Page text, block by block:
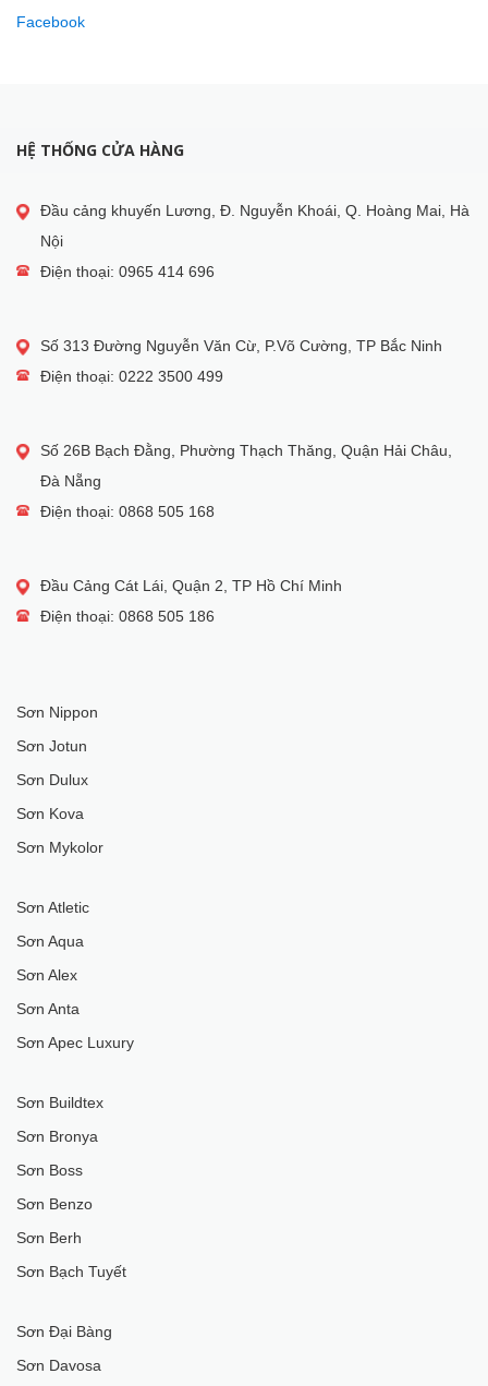
Facebook
HỆ THỐNG CỬA HÀNG
Đầu cảng khuyến Lương, Đ. Nguyễn Khoái, Q. Hoàng Mai, Hà
Nội
Điện thoại: 0965 414 696
Số 313 Đường Nguyễn Văn Cừ, P.Võ Cường, TP Bắc Ninh
Điện thoại: 0222 3500 499
Số 26B Bạch Đằng, Phường Thạch Thăng, Quận Hải Châu,
Đà Nẵng
Điện thoại: 0868 505 168
Đầu Cảng Cát Lái, Quận 2, TP Hồ Chí Minh
Điện thoại: 0868 505 186
Sơn Nippon
Sơn Jotun
Sơn Dulux
Sơn Kova
Sơn Mykolor
Sơn Atletic
Sơn Aqua
Sơn Alex
Sơn Anta
Sơn Apec Luxury
Sơn Buildtex
Sơn Bronya
Sơn Boss
Sơn Benzo
Sơn Berh
Sơn Bạch Tuyết
Sơn Đại Bàng
Sơn Davosa